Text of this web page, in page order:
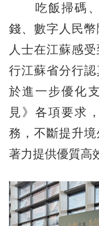
吃飯掃碼、
錢、數字人民
人士在江蘇感
行江蘇省分行
於進一步優化
見》各項要求
務，不斷提升境
著力提供優質高